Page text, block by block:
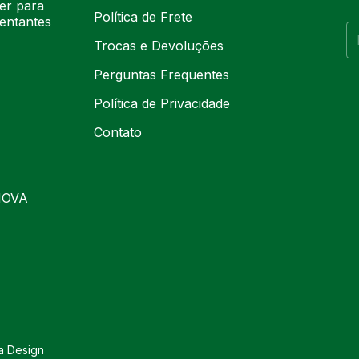
para
Política de Frete
Trocas e Devoluções
Perguntas Frequentes
Política de Privacidade
Contato
Design